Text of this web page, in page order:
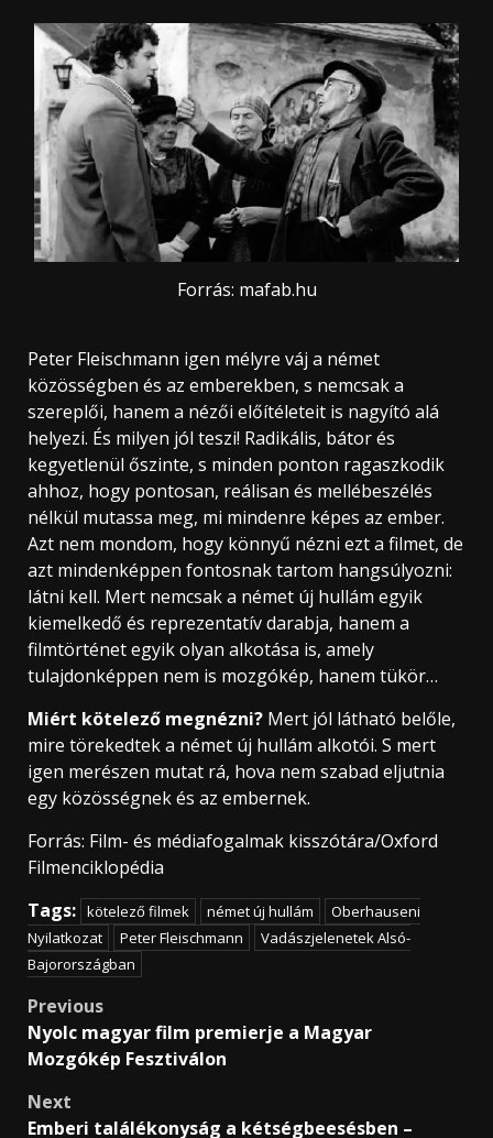
Forrás: mafab.hu
Peter Fleischmann igen mélyre váj a német
közösségben és az emberekben, s nemcsak a
szereplői, hanem a nézői előítéleteit is nagyító alá
helyezi. És milyen jól teszi! Radikális, bátor és
kegyetlenül őszinte, s minden ponton ragaszkodik
ahhoz, hogy pontosan, reálisan és mellébeszélés
nélkül mutassa meg, mi mindenre képes az ember.
Azt nem mondom, hogy könnyű nézni ezt a filmet, de
azt mindenképpen fontosnak tartom hangsúlyozni:
látni kell. Mert nemcsak a német új hullám egyik
kiemelkedő és reprezentatív darabja, hanem a
filmtörténet egyik olyan alkotása is, amely
tulajdonképpen nem is mozgókép, hanem tükör…
Miért kötelező megnézni? Mert jól látható belőle,
mire törekedtek a német új hullám alkotói. S mert
igen merészen mutat rá, hova nem szabad eljutnia
egy közösségnek és az embernek.
Forrás: Film- és médiafogalmak kisszótára/Oxford
Filmenciklopédia
Tags: kötelező filmek német új hullám
Oberhauseni
Nyilatkozat
Peter Fleischmann
Vadászjelenetek Alsó-
Bajorországban
Post
navigation
Previous
Nyolc magyar film premierje a Magyar
Mozgókép Fesztiválon
Next
Emberi találékonyság a kétségbeesésben –